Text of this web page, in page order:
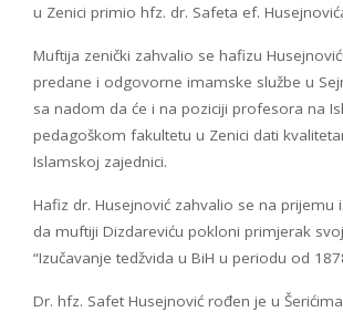
u Zenici primio hfz. dr. Safeta ef.
Muftija zenički zahvalio se hafizu
predane i odgovorne imamske službe u
sa nadom da će i na poziciji profesora na
pedagoškom fakultetu u Zenici dati
Islamskoj zajednici.
Hafiz dr. Husejnović zahvalio se na prijemu
da muftiji Dizdareviću pokloni primjerak
“Izučavanje tedžvida u BiH u periodu od
Dr. hfz. Safet Husejnović rođen je u